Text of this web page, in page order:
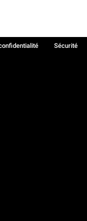
Sécurité